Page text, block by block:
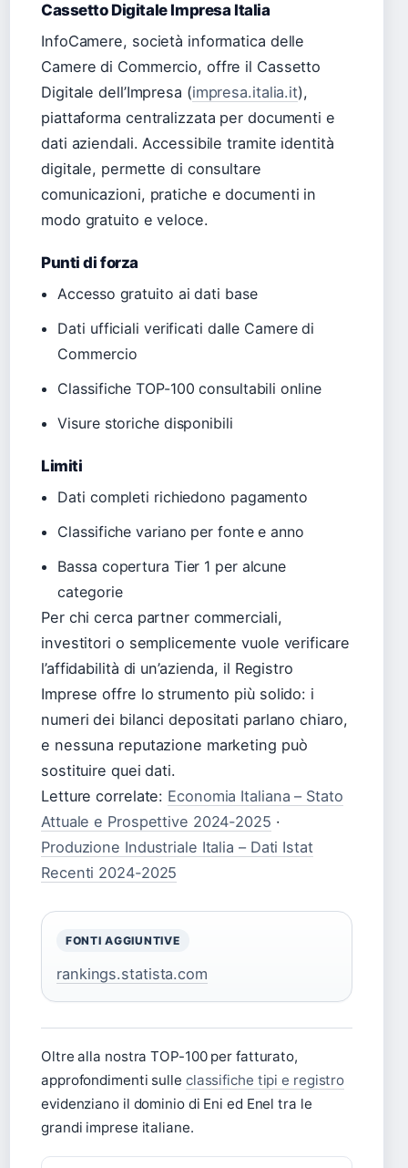
Cassetto Digitale Impresa Italia
InfoCamere, società informatica delle
Camere di Commercio, offre il Cassetto
Digitale dell’Impresa (impresa.italia.it),
piattaforma centralizzata per documenti e
dati aziendali. Accessibile tramite identità
digitale, permette di consultare
comunicazioni, pratiche e documenti in
modo gratuito e veloce.
Punti di forza
Accesso gratuito ai dati base
Dati ufficiali verificati dalle Camere di
Commercio
Classifiche TOP-100 consultabili online
Visure storiche disponibili
Limiti
Dati completi richiedono pagamento
Classifiche variano per fonte e anno
Bassa copertura Tier 1 per alcune
categorie
Per chi cerca partner commerciali,
investitori o semplicemente vuole verificare
l’affidabilità di un’azienda, il Registro
Imprese offre lo strumento più solido: i
numeri dei bilanci depositati parlano chiaro,
e nessuna reputazione marketing può
sostituire quei dati.
Letture correlate: Economia Italiana – Stato
Attuale e Prospettive 2024-2025 ·
Produzione Industriale Italia – Dati Istat
Recenti 2024-2025
FONTI AGGIUNTIVE
rankings.statista.com
Oltre alla nostra TOP-100 per fatturato,
approfondimenti sulle classifiche tipi e registro
evidenziano il dominio di Eni ed Enel tra le
grandi imprese italiane.